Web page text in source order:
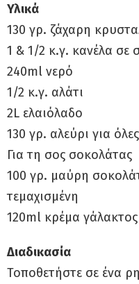
Υλικά
130 γρ. ζάχαρη
1 & 1/2 κ.γ. κανέλα σε
240ml νερό
1/2 κ.γ. αλάτι
2L ελαιόλαδο
130 γρ. αλεύρι για
Για τη σος σοκολάτας
100 γρ. μαύρη
τεμαχισμένη
120ml κρέμα
Διαδικασία
Τοποθετήστε σε ένα